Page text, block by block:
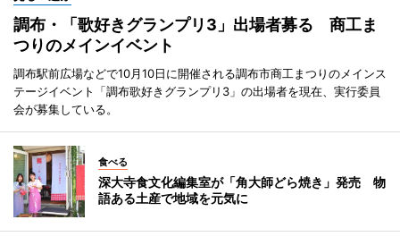
調布・「歌好きグランプリ3」出場者募る 商工ま
つりのメインイベント
調布駅前広場などで10月10日に開催される調布市商工まつりのメインス
テージイベント「調布歌好きグランプリ3」の出場者を現在、実行委員
会が募集している。
食べる
深大寺食文化編集室が「角大師どら焼き」発売 物
語ある土産で地域を元気に